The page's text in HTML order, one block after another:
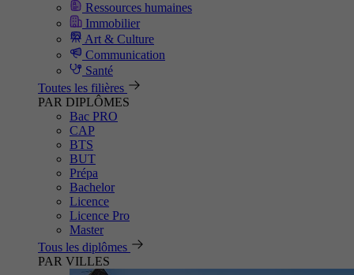
Ressources humaines
Immobilier
Art & Culture
Communication
Santé
Toutes les filières
PAR DIPLÔMES
Bac PRO
CAP
BTS
BUT
Prépa
Bachelor
Licence
Licence Pro
Master
Tous les diplômes
PAR VILLES